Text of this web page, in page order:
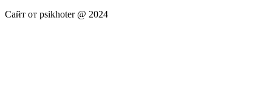
Сайт от psikhoter @ 2024